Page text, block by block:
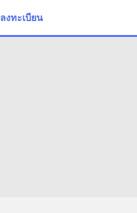
ลงทะเบียน